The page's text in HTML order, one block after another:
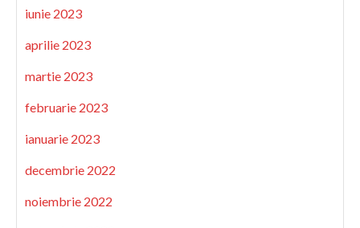
iunie 2023
aprilie 2023
martie 2023
februarie 2023
ianuarie 2023
decembrie 2022
noiembrie 2022